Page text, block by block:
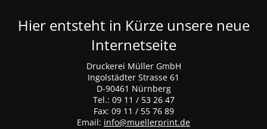
Hier entsteht in Kürze unsere neue
Internetseite
Druckerei Müller GmbH
Ingolstädter Strasse 61
D-90461 Nürnberg
Tel.: 09 11 / 53 26 47
Fax: 09 11 / 55 76 89
Email: info@muellerprint.de